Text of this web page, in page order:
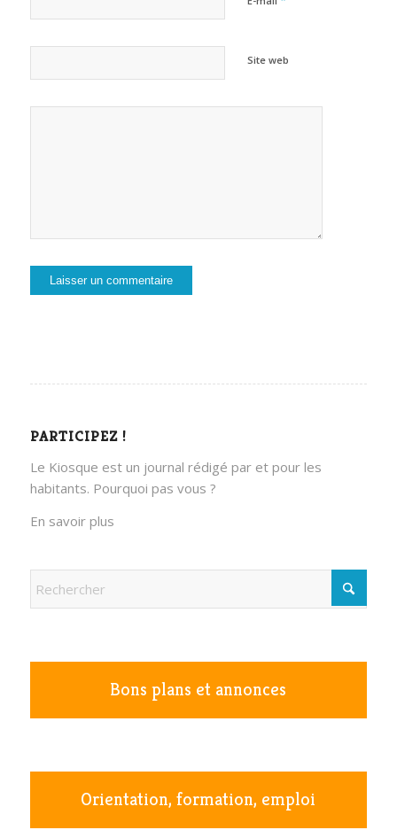
Site web
PARTICIPEZ !
Le Kiosque est un journal rédigé par et pour les
habitants. Pourquoi pas vous ?
En savoir plus
Bons plans et annonces
Orientation, formation, emploi